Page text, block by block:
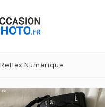
Reflex Numérique